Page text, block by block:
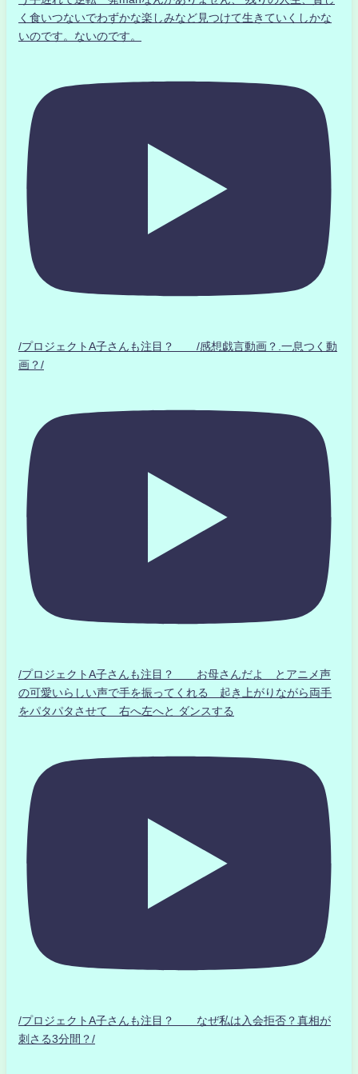
く食いつないでわずかな楽しみなど見つけて生きていくしかな
いのです。ないのです。
/プロジェクトA子さんも注目？ /感想戯言動画？.一息つく動
画？/
/プロジェクトA子さんも注目？ お母さんだよ とアニメ声
の可愛いらしい声で手を振ってくれる 起き上がりながら両手
をパタパタさせて 右へ左へと ダンスする
/プロジェクトA子さんも注目？ なぜ私は入会拒否？真相が
刺さる3分間？/